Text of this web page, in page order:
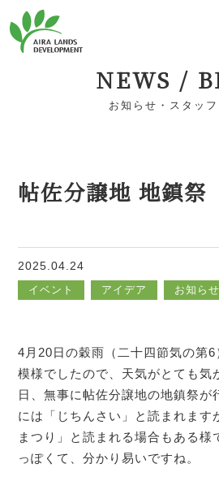
NEWS /
お知らせ・スタッ
帖佐分譲地 地鎮祭
2025.04.24
イベント アイデア お知らせ
4月20日の穀雨（二十四節気の第
模様でしたので、天気がとても気
日、無事に帖佐分譲地の地鎮祭が
には「じちんさい」と読まれます
まつり」と読まれる場合もある様
っぽくて、分かり易いですね。